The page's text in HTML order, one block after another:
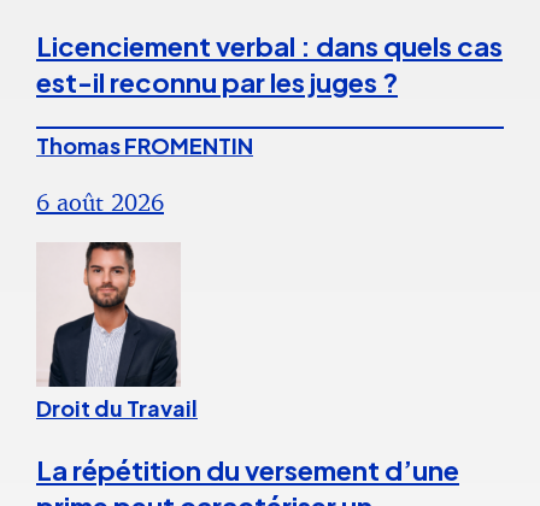
Licenciement verbal : dans quels cas
est-il reconnu par les juges ?
Thomas FROMENTIN
6 août 2026
Droit du Travail
La répétition du versement d’une